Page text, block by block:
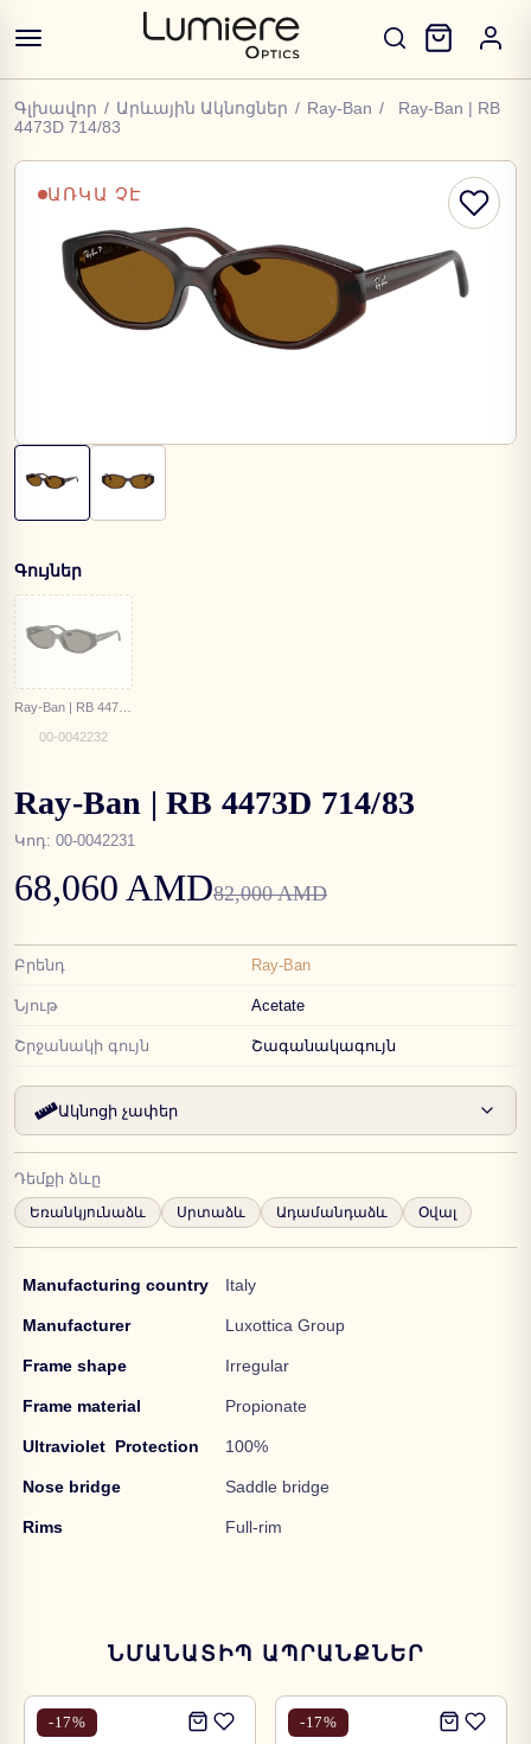
Գլխավոր / Արևային Ակնոցներ / Ray-Ban /
Ray-Ban | RB
4473D 714/83
ԱՌԿԱ ՉԷ
Գույներ
00-0042232
Ray-Ban | RB 4473D 714/83
Կոդ: 00-0042231
68,060 AMD82,000 AMD
Բրենդ Ray-Ban
Նյութ Acetate
Շրջանակի գույն Շագանակագույն
Ակնոցի չափեր
Դեմքի ձևը
Եռանկյունաձև Սրտաձև Ադամանդաձև Օվալ
Manufacturing country Italy
Manufacturer Luxottica Group
Frame shape Irregular
Frame material Propionate
Ultraviolet Protection 100%
Nose bridge Saddle bridge
Rims Full-rim
ՆՄԱՆԱՏԻՊ ԱՊՐԱՆՔՆԵՐ
-17% -17%